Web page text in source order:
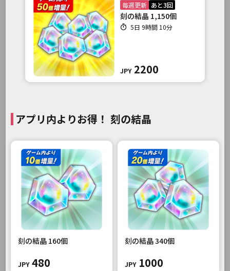
毎週更新 あと3回
刻の結晶 1,150個
5日 9時間 10分
JPY 2200
アプリ内よりお得！ 刻の結晶
刻の結晶 160個
JPY 480
刻の結晶 340個
JPY 1000